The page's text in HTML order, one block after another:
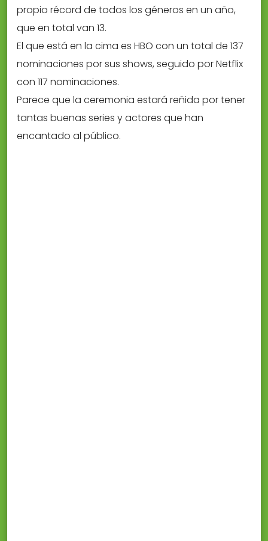
propio récord de todos los géneros en un año,
que en total van 13.
El que está en la cima es HBO con un total de 137
nominaciones por sus shows, seguido por Netflix
con 117 nominaciones.
Parece que la ceremonia estará reñida por tener
tantas buenas series y actores que han
encantado al público.